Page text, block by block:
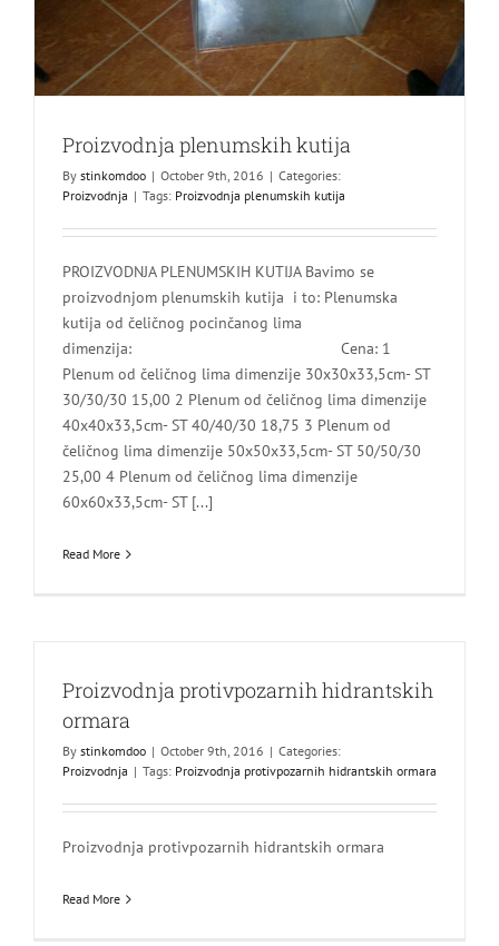
Proizvodnja plenumskih kutija
By stinkomdoo | October 9th, 2016 | Categories:
Proizvodnja | Tags: Proizvodnja plenumskih kutija
PROIZVODNJA PLENUMSKIH KUTIJA Bavimo se
proizvodnjom plenumskih kutija i to: Plenumska
kutija od čeličnog pocinčanog lima
dimenzija: Cena: 1
Plenum od čeličnog lima dimenzije 30x30x33,5cm- ST
30/30/30 15,00 2 Plenum od čeličnog lima dimenzije
40x40x33,5cm- ST 40/40/30 18,75 3 Plenum od
čeličnog lima dimenzije 50x50x33,5cm- ST 50/50/30
25,00 4 Plenum od čeličnog lima dimenzije
60x60x33,5cm- ST [...]
Read More
Proizvodnja protivpozarnih hidrantskih
ormara
By stinkomdoo | October 9th, 2016 | Categories:
Proizvodnja | Tags: Proizvodnja protivpozarnih hidrantskih ormara
Proizvodnja protivpozarnih hidrantskih ormara
Read More